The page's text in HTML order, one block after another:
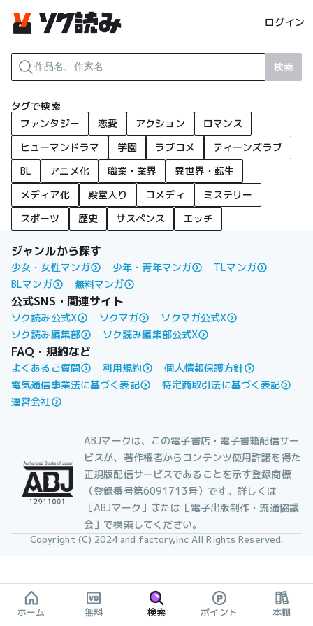
ログイン
検索
タグで検索
ファンタジー
恋愛 アクション
ロマンス
ヒューマンドラマ
学園 ラブコメ
ティーンズラブ
BL
アニメ化 職業・業界
異世界・転生
メディア化
殿堂入り コメディ
ミステリー
スポーツ
歴史 サスペンス エッチ
ジャンルから探す
少女・女性マンガ 少年・青年マンガ
TLマンガ
BLマンガ
無料マンガ
公式SNS・関連サイト
ソク読み公式X ソクマガ
ソクマガ公式X
ソク読み編集部
ソク読み編集部公式X
FAQ・規約など
よくあるご質問 利用規約
個人情報保護方針
電気通信事業法に基づく表記
特定商取引法に基づく表記
運営会社
ABJマークは、この電子書店・電子書籍配信サー
ビスが、著作権者からコンテンツ使用許諾を得た
正規版配信サービスであることを示す登録商標
（登録番号第6091713号）です。詳しくは
［ABJマーク］または［電子出版制作・流通協議
会］で検索してください。
Copyright (C) 2024 and factory,inc All Rights Reserved.
ホーム 無料 検索 ポイント 本棚